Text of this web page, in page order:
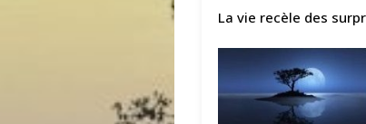
La vie recèle des